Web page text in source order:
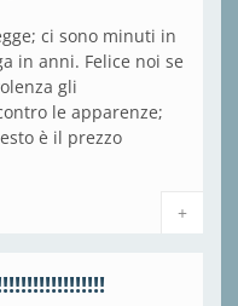
ci sono minuti in
in anni. Felice noi se
gli
le apparenze;
è il prezzo
+